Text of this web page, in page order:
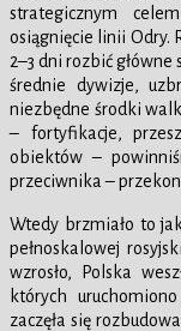
strategicznym
osiągnięcie linii Odry.
2–3 dni rozbić główne
średnie dywizje,
niezbędne środki
– fortyfikacje,
obiektów –
przeciwnika –
Wtedy brzmiało to
pełnoskalowej
wzrosło, Polska
których
zaczęła się